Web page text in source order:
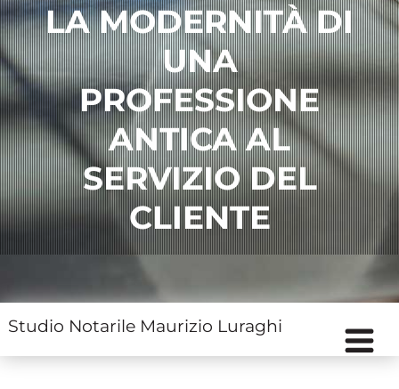
LA MODERNITÀ DI
UNA
PROFESSIONE
ANTICA AL
SERVIZIO DEL
CLIENTE
Studio Notarile Maurizio Luraghi